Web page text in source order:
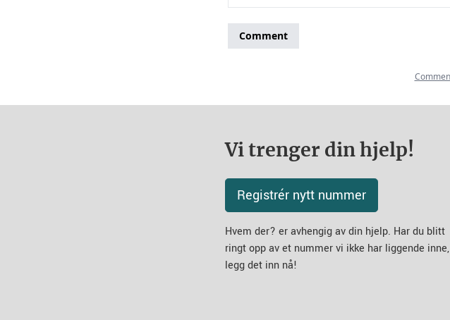
Vi trenger din hjelp!
Registrér nytt nummer
Hvem der? er avhengig av din hjelp. Har du blitt
ringt opp av et nummer vi ikke har liggende inne,
legg det inn nå!